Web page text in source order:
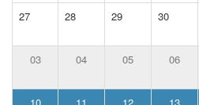
27
28 29 30
03 04 05 06
10
11
12
13